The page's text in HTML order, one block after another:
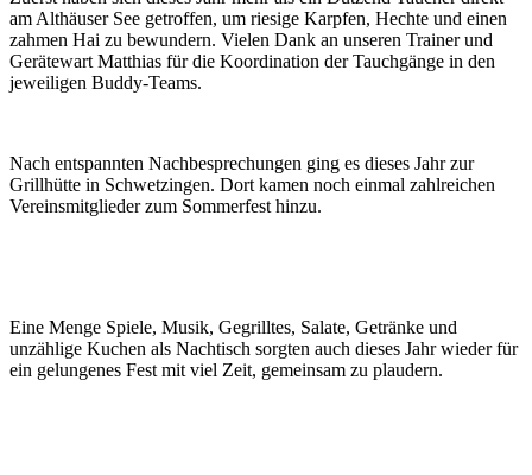
am Althäuser See getroffen, um riesige Karpfen, Hechte und einen
zahmen Hai zu bewundern. Vielen Dank an unseren Trainer und
Gerätewart Matthias für die Koordination der Tauchgänge in den
jeweiligen Buddy-Teams.
Nach entspannten Nachbesprechungen ging es dieses Jahr zur
Grillhütte in Schwetzingen. Dort kamen noch einmal zahlreichen
Vereinsmitglieder zum Sommerfest hinzu.
Eine Menge Spiele, Musik, Gegrilltes, Salate, Getränke und
unzählige Kuchen als Nachtisch sorgten auch dieses Jahr wieder für
ein gelungenes Fest mit viel Zeit, gemeinsam zu plaudern.